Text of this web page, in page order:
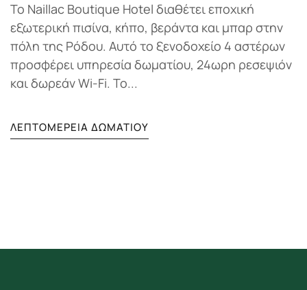
Το Naillac Boutique Hotel διαθέτει εποχική
εξωτερική πισίνα, κήπο, βεράντα και μπαρ στην
πόλη της Ρόδου. Αυτό το ξενοδοχείο 4 αστέρων
προσφέρει υπηρεσία δωματίου, 24ωρη ρεσεψιόν
και δωρεάν Wi-Fi. Το...
ΛΕΠΤΟΜΈΡΕΙΑ ΔΩΜΑΤΊΟΥ